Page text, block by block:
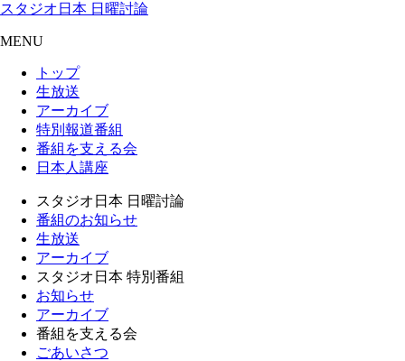
スタジオ日本 日曜討論
MENU
トップ
生放送
アーカイブ
特別報道番組
番組を支える会
日本人講座
スタジオ日本 日曜討論
番組のお知らせ
生放送
アーカイブ
スタジオ日本 特別番組
お知らせ
アーカイブ
番組を支える会
ごあいさつ